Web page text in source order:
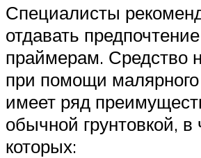
Специалисты
отдавать
праймерам. Средство
при помощи
имеет ряд
обычной грунтовкой, в
которых: